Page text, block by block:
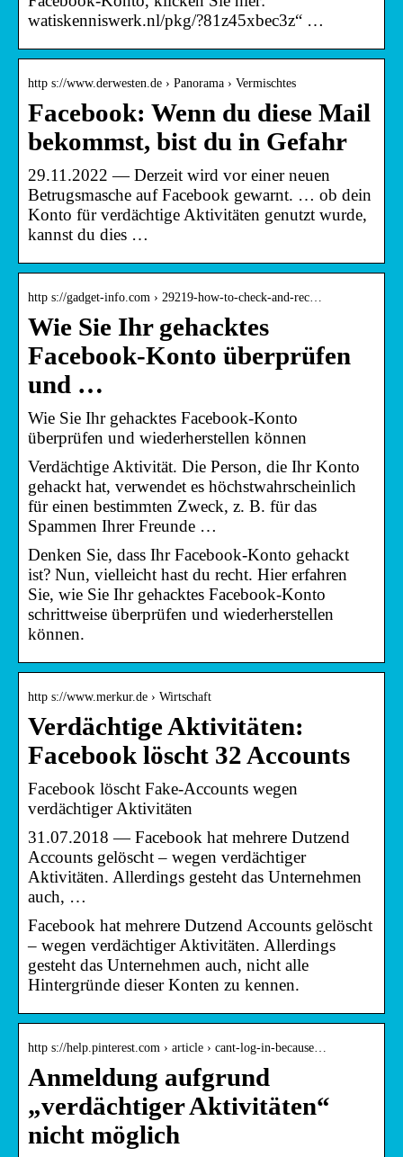
watiskenniswerk.nl/pkg/?81z45xbec3z“ …
http s://www.derwesten.de › Panorama › Vermischtes
Facebook: Wenn du diese Mail
bekommst, bist du in Gefahr
29.11.2022 — Derzeit wird vor einer neuen
Betrugsmasche auf Facebook gewarnt. … ob dein
Konto für verdächtige Aktivitäten genutzt wurde,
kannst du dies …
http s://gadget-info.com › 29219-how-to-check-and-rec…
Wie Sie Ihr gehacktes
Facebook-Konto überprüfen
und …
Wie Sie Ihr gehacktes Facebook-Konto
überprüfen und wiederherstellen können
Verdächtige Aktivität. Die Person, die Ihr Konto
gehackt hat, verwendet es höchstwahrscheinlich
für einen bestimmten Zweck, z. B. für das
Spammen Ihrer Freunde …
Denken Sie, dass Ihr Facebook-Konto gehackt
ist? Nun, vielleicht hast du recht. Hier erfahren
Sie, wie Sie Ihr gehacktes Facebook-Konto
schrittweise überprüfen und wiederherstellen
können.
http s://www.merkur.de › Wirtschaft
Verdächtige Aktivitäten:
Facebook löscht 32 Accounts
Facebook löscht Fake-Accounts wegen
verdächtiger Aktivitäten
31.07.2018 — Facebook hat mehrere Dutzend
Accounts gelöscht – wegen verdächtiger
Aktivitäten. Allerdings gesteht das Unternehmen
auch, …
Facebook hat mehrere Dutzend Accounts gelöscht
– wegen verdächtiger Aktivitäten. Allerdings
gesteht das Unternehmen auch, nicht alle
Hintergründe dieser Konten zu kennen.
http s://help.pinterest.com › article › cant-log-in-because…
Anmeldung aufgrund
„verdächtiger Aktivitäten“
nicht möglich